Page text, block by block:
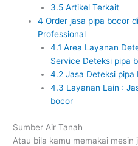
3.5Artikel Terkait
4 Order jasa pipa bocor
Professional
4.1 Area Layanan
Service Deteksi pipa
4.2Jasa Deteksi pipa
4.3 Layanan Lain :
bocor
Sumber Air Tanah
Atau bila kamu memakai